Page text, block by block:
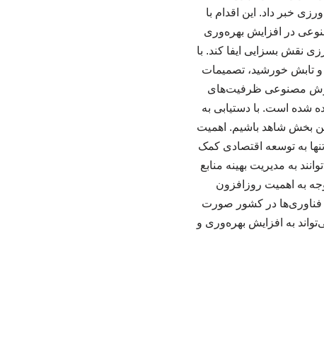
خبر داد. این اقدام با
در افزایش بهره‌وری
نقش بسزایی ایفا کند. با
و تابش خورشید، تصمیمات
هوش مصنوعی ظرفیت‌های
شده است. با دستیابی به
بخش شاهد باشیم. اهمیت
به توسعه اقتصادی کمک
به مدیریت بهینه منابع
به اهمیت روزافزون
فناوری‌ها در کشور صورت
به افزایش بهره‌وری و